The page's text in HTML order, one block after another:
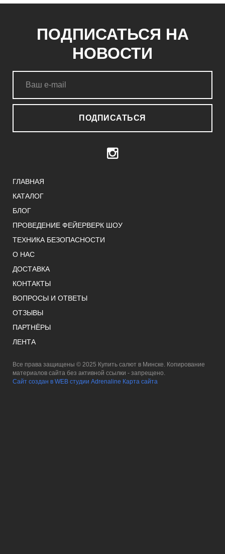
ПОДПИСАТЬСЯ НА
НОВОСТИ
ПОДПИСАТЬСЯ
ГЛАВНАЯ
КАТАЛОГ
БЛОГ
ПРОВЕДЕНИЕ ФЕЙЕРВЕРК ШОУ
ТЕХНИКА БЕЗОПАСНОСТИ
О НАС
ДОСТАВКА
КОНТАКТЫ
ВОПРОСЫ И ОТВЕТЫ
ОТЗЫВЫ
ПАРТНЁРЫ
ЛЕНТА
Все права защищены © 2025 Купить салют в Минске. Копирование
материалов сайта без активной ссылки - запрещено.
Сайт создан в WEB студии Adrenaline Карта сайта